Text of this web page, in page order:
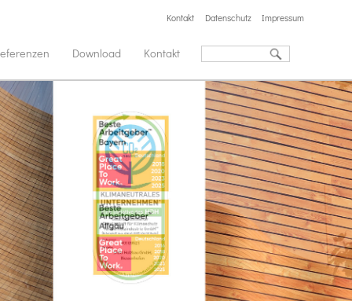
Kontakt Datenschutz Impressum
Download Kontakt